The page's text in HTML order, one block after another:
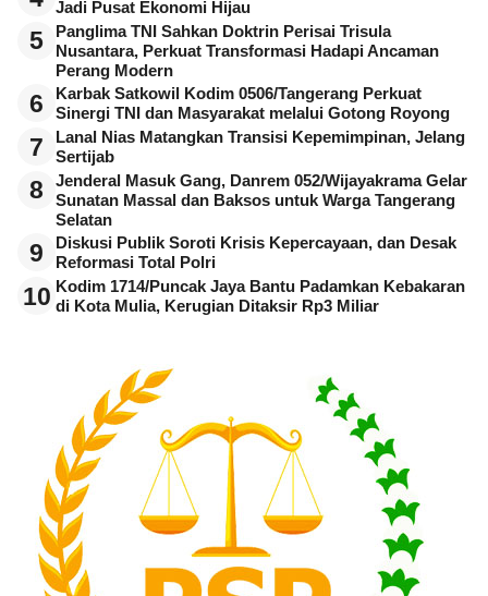
Jadi Pusat Ekonomi Hijau
5
Panglima TNI Sahkan Doktrin Perisai Trisula
Nusantara, Perkuat Transformasi Hadapi Ancaman
Perang Modern
6
Karbak Satkowil Kodim 0506/Tangerang Perkuat
Sinergi TNI dan Masyarakat melalui Gotong Royong
7
Lanal Nias Matangkan Transisi Kepemimpinan, Jelang
Sertijab
8
Jenderal Masuk Gang, Danrem 052/Wijayakrama Gelar
Sunatan Massal dan Baksos untuk Warga Tangerang
Selatan
9
Diskusi Publik Soroti Krisis Kepercayaan, dan Desak
Reformasi Total Polri
10 Kodim 1714/Puncak Jaya Bantu Padamkan Kebakaran
di Kota Mulia, Kerugian Ditaksir Rp3 Miliar